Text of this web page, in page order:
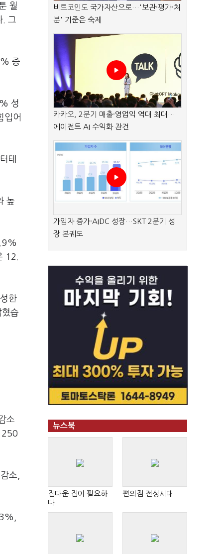
월
. 그
증
성
입어
테
높
12.
한
습
소
250
소,
비트코인도 국가자산으로…'보관·평가·처
분' 기준은 숙제
카카오, 2분기 매출·영업익 역대 최대…
에이전트 AI 수익화 관건
가입자 증가·AIDC 성장…SKT 2분기 성
장 본궤도
뉴스북
집다운 집이 필요하
다
편의점 전성시대